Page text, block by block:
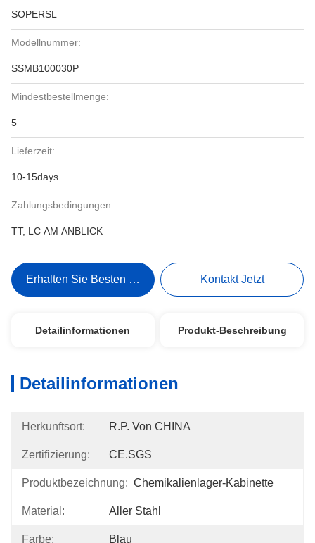
SOPERSL
Modellnummer:
SSMB100030P
Mindestbestellmenge:
5
Lieferzeit:
10-15days
Zahlungsbedingungen:
TT, LC AM ANBLICK
Erhalten Sie Besten Preis Kontakt Jetzt
Detailinformationen Produkt-Beschreibung
Detailinformationen
Herkunftsort: R.P. Von CHINA
Zertifizierung: CE.SGS
Produktbezeichnung: Chemikalienlager-Kabinette
Material: Aller Stahl
Farbe: Blau